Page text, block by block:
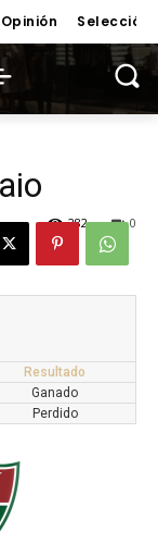
Opinión Selección
0
282
Resultado
Ganado
Perdido